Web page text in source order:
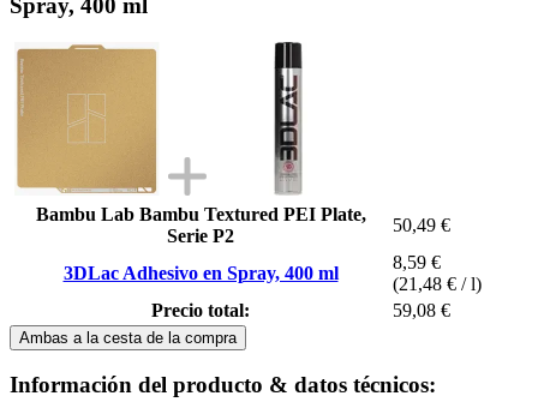
Spray, 400 ml
Bambu Lab Bambu Textured PEI Plate,
Serie P2
50,49 €
3DLac Adhesivo en Spray, 400 ml
8,59 €
(21,48 € / l)
Precio total:
59,08 €
Ambas a la cesta de la compra
Información del producto & datos técnicos: